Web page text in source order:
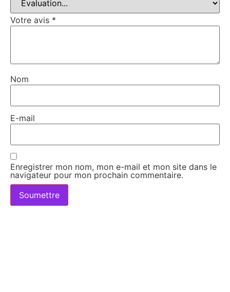
Votre avis *
Nom
E-mail
Enregistrer mon nom, mon e-mail et mon site dans le
navigateur pour mon prochain commentaire.